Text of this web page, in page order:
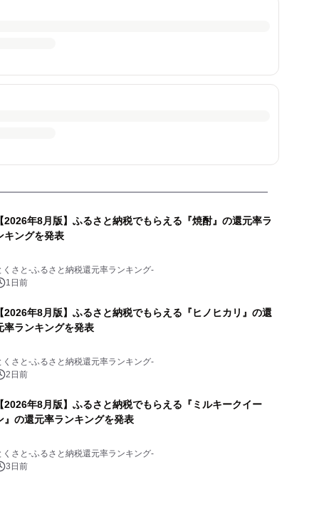
【2026年8月版】ふるさと納税でもらえる『焼酎』の還元率ラ
キングを発表
くさと-ふるさと納税還元率ランキング-
1日前
【2026年8月版】ふるさと納税でもらえる『ヒノヒカリ』の還
率ランキングを発表
くさと-ふるさと納税還元率ランキング-
2日前
【2026年8月版】ふるさと納税でもらえる『ミルキークイー
』の還元率ランキングを発表
くさと-ふるさと納税還元率ランキング-
3日前